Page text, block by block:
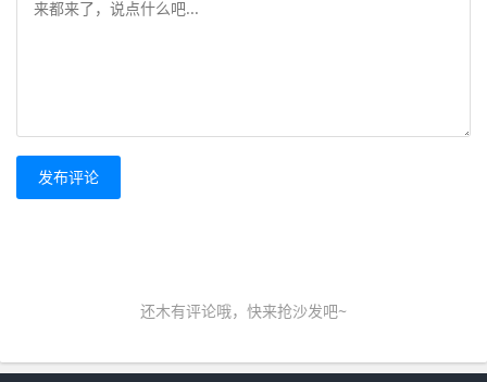
发布评论
还木有评论哦，快来抢沙发吧~